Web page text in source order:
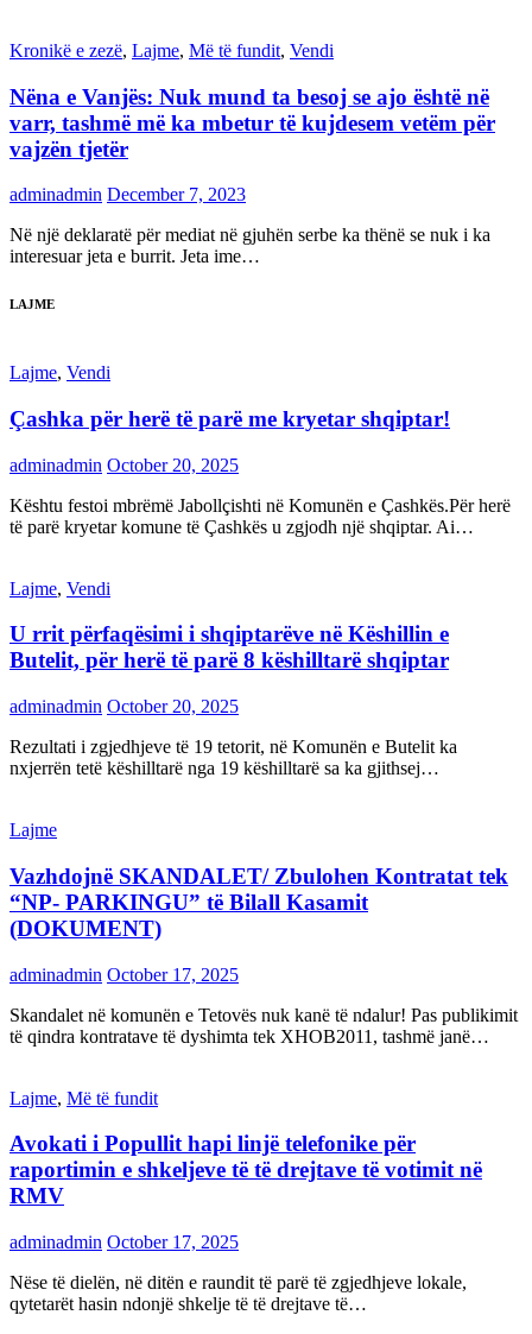
Kronikë e zezë, Lajme, Më të fundit, Vendi
Nëna e Vanjës: Nuk mund ta besoj se ajo është në
varr, tashmë më ka mbetur të kujdesem vetëm për
vajzën tjetër
adminadmin December 7, 2023
Në një deklaratë për mediat në gjuhën serbe ka thënë se nuk i ka
interesuar jeta e burrit. Jeta ime…
LAJME
Lajme, Vendi
Çashka për herë të parë me kryetar shqiptar!
adminadmin October 20, 2025
Kështu festoi mbrëmë Jabollçishti në Komunën e Çashkës.Për herë
të parë kryetar komune të Çashkës u zgjodh një shqiptar. Ai…
Lajme, Vendi
U rrit përfaqësimi i shqiptarëve në Këshillin e
Butelit, për herë të parë 8 këshilltarë shqiptar
adminadmin October 20, 2025
Rezultati i zgjedhjeve të 19 tetorit, në Komunën e Butelit ka
nxjerrën tetë këshilltarë nga 19 këshilltarë sa ka gjithsej…
Lajme
Vazhdojnë SKANDALET/ Zbulohen Kontratat tek
“NP- PARKINGU” të Bilall Kasamit
(DOKUMENT)
adminadmin October 17, 2025
Skandalet në komunën e Tetovës nuk kanë të ndalur! Pas publikimit
të qindra kontratave të dyshimta tek XHOB2011, tashmë janë…
Lajme, Më të fundit
Avokati i Popullit hapi linjë telefonike për
raportimin e shkeljeve të të drejtave të votimit në
RMV
adminadmin October 17, 2025
Nëse të dielën, në ditën e raundit të parë të zgjedhjeve lokale,
qytetarët hasin ndonjë shkelje të të drejtave të…